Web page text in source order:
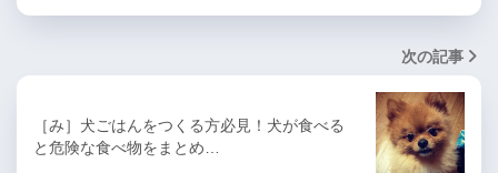
次の記事
［み］犬ごはんをつくる方必見！犬が食べる
と危険な食べ物をまとめ…